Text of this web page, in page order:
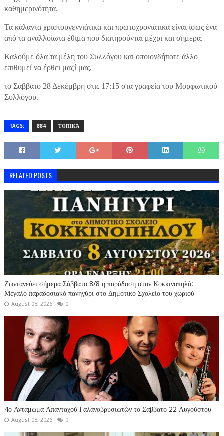
καθημερινότητα.
Τα κάλαντα χριστουγεννιάτικα και πρωτοχρονιάτικα είναι ίσως ένα
από τα αναλλοίωτα έθιμα που διατηρούνται μέχρι και σήμερα.
Καλούμε όλα τα μέλη του Συλλόγου και οποιονδήποτε άλλο
επιθυμεί να έρθει μαζί μας,
το Σάββατο 28 Δεκέμβρη στις 17:15 στα γραφεία του Μορφωτικού
Συλλόγου.
TAGS: 884 ΤΟΠΙΚΆ
RELATED POSTS
Ζωντανεύει σήμερα Σάββατο 8/8 η παράδοση στον Κοκκινοπηλό:
Μεγάλο παραδοσιακό πανηγύρι στο Δημοτικό Σχολείο του χωριού
August 08, 2026 0
4ο Αντάμωμα Απανταχού Γαλανοβρυσιωτών το Σάββατο 22 Αυγούστου
August 08, 2026 0